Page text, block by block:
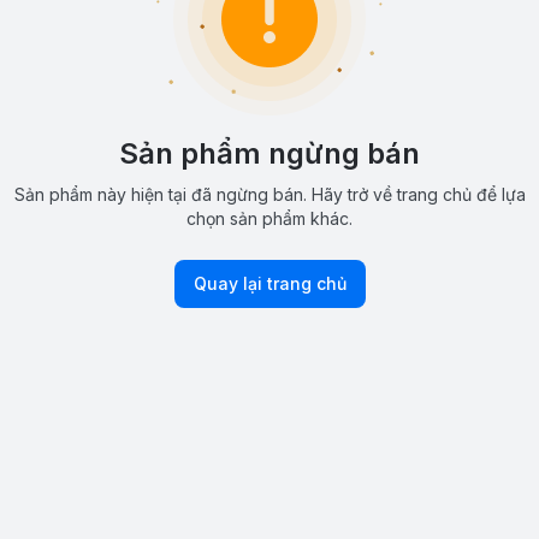
Sản phẩm ngừng bán
Sản phẩm này hiện tại đã ngừng bán. Hãy trở về trang chủ để lựa
chọn sản phẩm khác.
Quay lại trang chủ